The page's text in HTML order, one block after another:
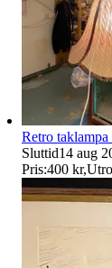
Retro
Sluttid14 aug
Pris:400 kr,